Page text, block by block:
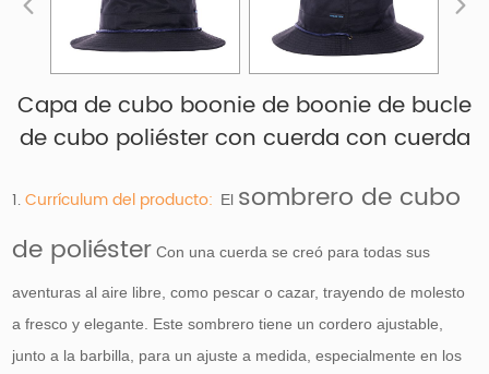
Capa de cubo boonie de boonie de bucle
de cubo poliéster con cuerda con cuerda
1.Currículum del producto: El sombrero de cubo
de poliéster Con una cuerda se creó para todas sus
aventuras al aire libre, como pescar o cazar, trayendo de molesto
a fresco y elegante. Este sombrero tiene un cordero ajustable,
junto a la barbilla, para un ajuste a medida, especialmente en los